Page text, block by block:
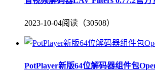
2023-10-04阅读（30508）
PotPlayer新版64位解码器组件包